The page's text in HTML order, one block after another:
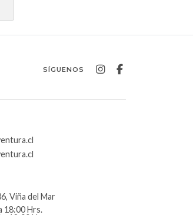
SÍGUENOS
Viña del Mar
18:00 Hrs.